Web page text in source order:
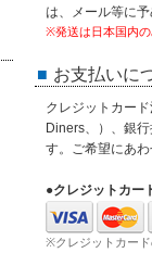
は、メール等に
※発送は日本国内
お支払いに
クレジットカー
Diners、）、銀
す。ご希望にあ
●クレジットカー
※クレジットカー